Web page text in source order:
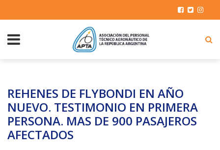
REHENES DE FLYBONDI EN AÑO
NUEVO. TESTIMONIO EN PRIMERA
PERSONA. MAS DE 900 PASAJEROS
AFECTADOS